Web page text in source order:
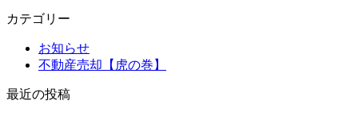
カテゴリー
お知らせ
不動産売却【虎の巻】
最近の投稿